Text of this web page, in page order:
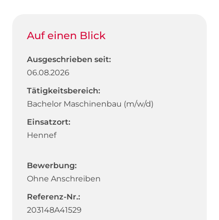
Auf einen Blick
Ausgeschrieben seit:
06.08.2026
Tätigkeitsbereich:
Bachelor Maschinenbau (m/w/d)
Einsatzort:
Hennef
Bewerbung:
Ohne Anschreiben
Referenz-Nr.:
203148A41529